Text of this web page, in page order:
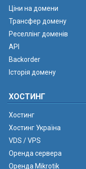
Ціни на домени
Трансфер домену
Реселлінг доменів
API
Backorder
Історія домену
ХОСТИНГ
Хостинг
Хостинг Україна
VDS / VPS
Оренда сервера
Оренда Mikrotik